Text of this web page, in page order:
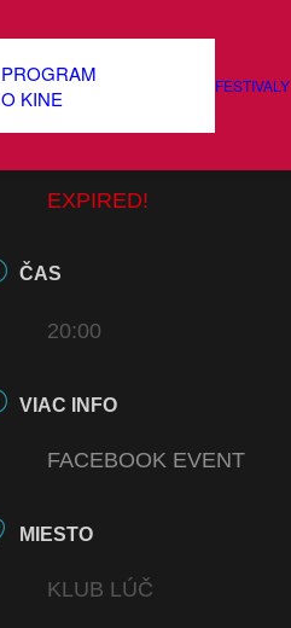
PROGRAM
O KINE
FESTIVALY
DÁTUM
17 OKT 2024
EXPIRED!
ČAS
20:00
VIAC INFO
FACEBOOK EVENT
MIESTO
KLUB LÚČ